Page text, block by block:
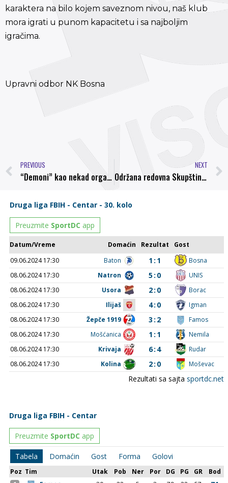
karaktera na bilo kojem saveznom nivou, naš klub
mora igrati u punom kapacitetu i sa najboljim
igračima.
Upravni odbor NK Bosna
PREVIOUS
“Demoni” kao nekad organizovano po pobjedu u Usoru i povratak u Prvu Ligu Federacije
NEXT
Održana redovna Skupština Fudbalskog kluba Sarajevo